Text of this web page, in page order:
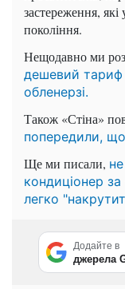
застереження, які
покоління.
Нещодавно ми
дешевий тариф
обленерзі.
Також «Стіна»
попередили,
Ще ми писали,
кондиціонер
легко
Додайте в
джерела